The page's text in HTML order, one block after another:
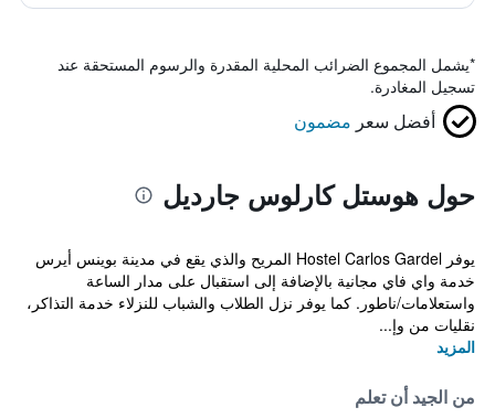
*يشمل المجموع الضرائب المحلية المقدرة والرسوم المستحقة عند
تسجيل المغادرة.
أفضل سعر مضمون
حول هوستل كارلوس جارديل
يوفر Hostel Carlos Gardel المريح والذي يقع في مدينة بوينس أيرس
خدمة واي فاي مجانية بالإضافة إلى استقبال على مدار الساعة
واستعلامات/ناطور. كما يوفر نزل الطلاب والشباب للنزلاء خدمة التذاكر،
نقليات من وإ...
المزيد
من الجيد أن تعلم